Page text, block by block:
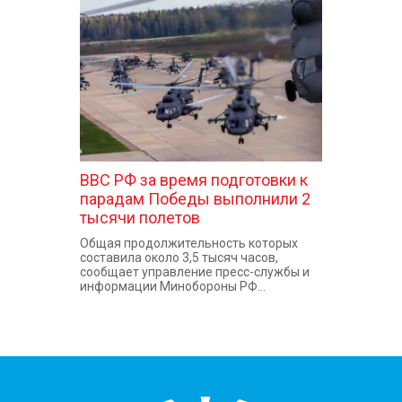
КОНТАКТЫ
ВВС РФ за время подготовки к
парадам Победы выполнили 2
тысячи полетов
Общая продолжительность которых
составила около 3,5 тысяч часов,
сообщает управление пресс-службы и
информации Минобороны РФ...